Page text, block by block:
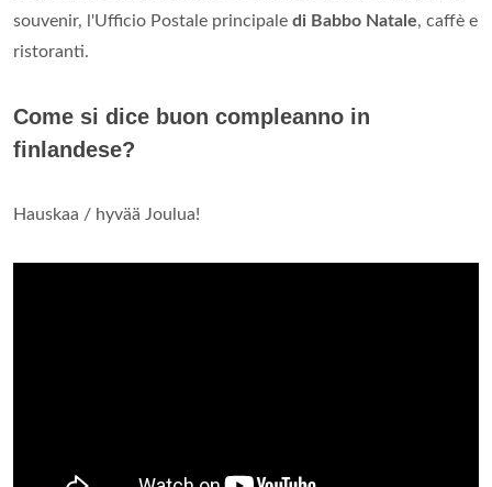
souvenir, l'Ufficio Postale principale di Babbo Natale, caffè e
ristoranti.
Come si dice buon compleanno in
finlandese?
Hauskaa / hyvää Joulua!